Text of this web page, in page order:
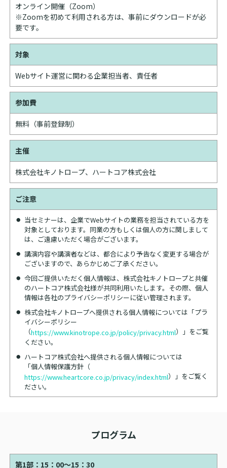
オンライン開催（Zoom）
※Zoomを初めて利用される方は、事前にダウンロードが必
要です。
対象
Webサイト運営に関わる企業担当者、責任者
参加費
無料（事前登録制）
主催
株式会社キノトロープ、ハートコア株式会社
ご注意
当セミナーは、企業でWebサイトの業務を担当されている方を
対象としております。同業の方もしくは個人の方に関しまして
は、ご遠慮いただく場合がございます。
講演内容や講演者などは、都合により予告なく変更する場合が
ございますので、あらかじめご了承ください。
今回ご提供いただく個人情報は、株式会社キノトロープと共催
のハートコア株式会社様が共同利用いたします。その際、個人
情報は各社のプライバシーポリシーに従い管理されます。
株式会社キノトロープへ提供される個人情報については「プラ
イバシーポリシー
（https://www.kinotrope.co.jp/policy/privacy.html）」をご覧
ください。
ハートコア株式会社へ提供される個人情報については
「個人情報保護方針（
https://www.heartcore.co.jp/privacy/index.html）」をご覧く
ださい。
プログラム
第1部：15：00～15：30